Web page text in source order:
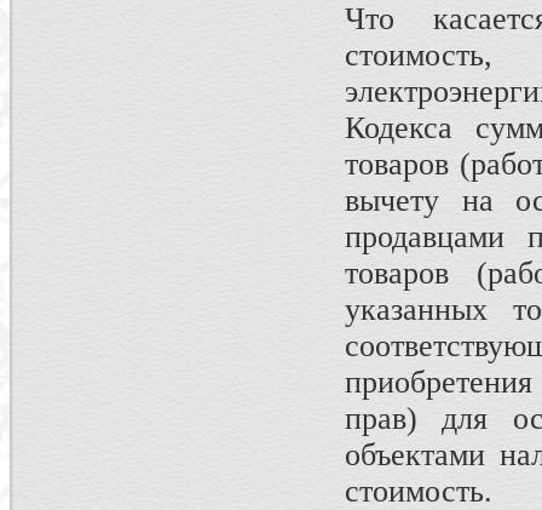
Что
Кодекса
товаров
вычету на
продавцами
товаров
указанных
прав) для
объектами
стоимость.